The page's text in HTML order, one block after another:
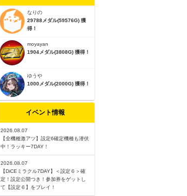
なりの
29788メダル(59576G) 獲
得！
moyayan
1904メダル(3808G) 獲得！
ゆうや
1000メダル(2000G) 獲得！
イベント情報
2026.08.07
【全機種激アツ】設定6確定機種も潜伏
中！ラッキー7DAY！
2026.08.07
【DiCEミラクル7DAY】＜設定６＞確
定！設定公開つき！参加券をゲットし
て【設定６】をプレイ！